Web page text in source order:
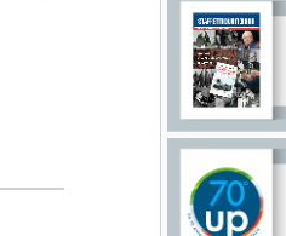
'GRANDI RISCHI: SE N'E'